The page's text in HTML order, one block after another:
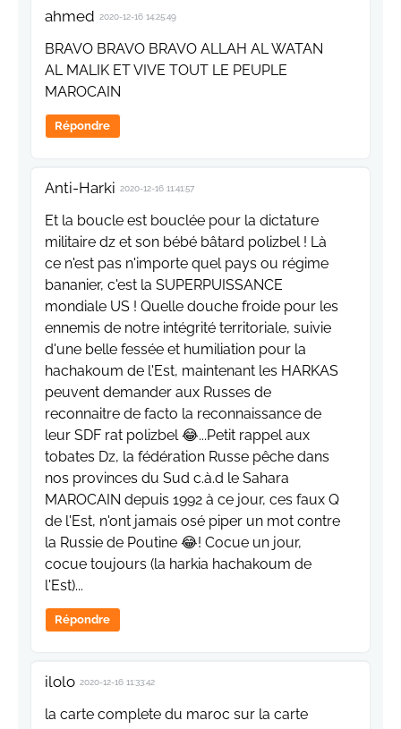
ahmed 2020-12-16 14:25:49
BRAVO BRAVO BRAVO ALLAH AL WATAN
AL MALIK ET VIVE TOUT LE PEUPLE
MAROCAIN
Répondre
Anti-Harki 2020-12-16 11:41:57
Et la boucle est bouclée pour la dictature
militaire dz et son bébé bâtard polizbel ! Là
ce n'est pas n'importe quel pays ou régime
bananier, c'est la SUPERPUISSANCE
mondiale US ! Quelle douche froide pour les
ennemis de notre intégrité territoriale, suivie
d'une belle fessée et humiliation pour la
hachakoum de l'Est, maintenant les HARKAS
peuvent demander aux Russes de
reconnaitre de facto la reconnaissance de
leur SDF rat polizbel 😂...Petit rappel aux
tobates Dz, la fédération Russe pêche dans
nos provinces du Sud c.à.d le Sahara
MAROCAIN depuis 1992 à ce jour, ces faux Q
de l'Est, n'ont jamais osé piper un mot contre
la Russie de Poutine 😂! Cocue un jour,
cocue toujours (la harkia hachakoum de
l'Est)...
Répondre
ilolo 2020-12-16 11:33:42
la carte complete du maroc sur la carte